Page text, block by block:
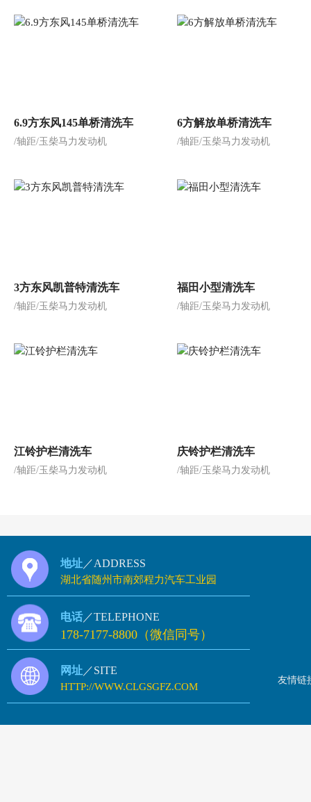
6.9方东风145单桥清洗车
/轴距/玉柴马力发动机
6方解放单桥清洗车
/轴距/玉柴马力发动机
3方东风凯普特清洗车
/轴距/玉柴马力发动机
福田小型清洗车
/轴距/玉柴马力发动机
江铃护栏清洗车
/轴距/玉柴马力发动机
庆铃护栏清洗车
/轴距/玉柴马力发动机
地址 ／ADDRESS
湖北省随州市南郊程力汽车工业园
电话 ／TELEPHONE
178-7177-8800（微信同号）
网址 ／SITE
HTTP://WWW.CLGSGFZ.COM
友情链